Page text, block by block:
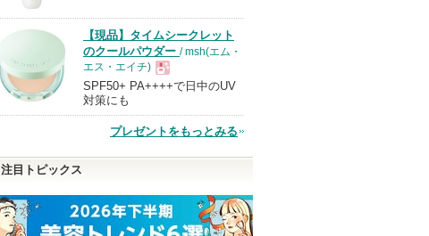
品
【現品】タイムシークレット
のクールパウダー / msh(エム・
エス・エイチ)
現
品
SPF50+ PA++++で日中のUV
対策にも
プレゼントをもっとみる
注目トピックス